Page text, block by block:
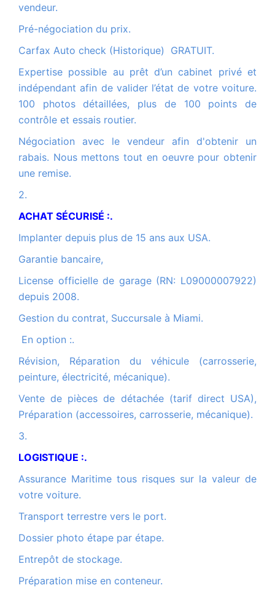
vendeur.
Pré-négociation du prix.
Carfax Auto check (Historique) GRATUIT.
Expertise possible au prêt d’un cabinet privé et
indépendant afin de valider l’état de votre voiture.
100 photos détaillées, plus de 100 points de
contrôle et essais routier.
Négociation avec le vendeur afin d'obtenir un
rabais. Nous mettons tout en oeuvre pour obtenir
une remise.
2.
ACHAT SÉCURISÉ :.
Implanter depuis plus de 15 ans aux USA.
Garantie bancaire,
License officielle de garage (RN: L09000007922)
depuis 2008.
Gestion du contrat, Succursale à Miami.
En option :.
Révision, Réparation du véhicule (carrosserie,
peinture, électricité, mécanique).
Vente de pièces de détachée (tarif direct USA),
Préparation (accessoires, carrosserie, mécanique).
3.
LOGISTIQUE :.
Assurance Maritime tous risques sur la valeur de
votre voiture.
Transport terrestre vers le port.
Dossier photo étape par étape.
Entrepôt de stockage.
Préparation mise en conteneur.